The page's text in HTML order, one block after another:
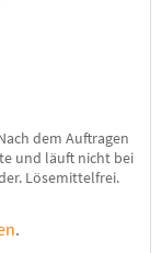
dem Auftragen
und läuft nicht bei
Lösemittelfrei.
.